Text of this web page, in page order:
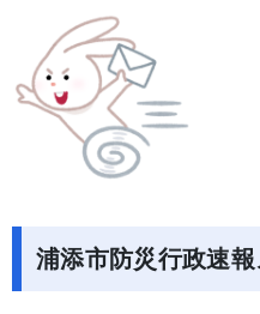
浦添市防災行政速